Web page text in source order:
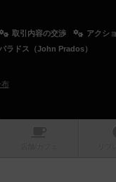
取引内容の交渉
アクシ
ラドス（John Prados）